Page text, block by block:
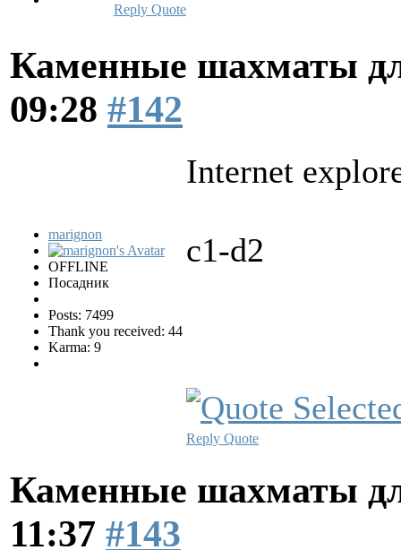
Reply Quote
Каменные шахматы
09:28 #142
marignon
OFFLINE
Посадник
Posts: 7499
Thank you received: 44
Karma: 9
Internet
c1-d2
Reply Quote
Каменные шахматы
11:37 #143